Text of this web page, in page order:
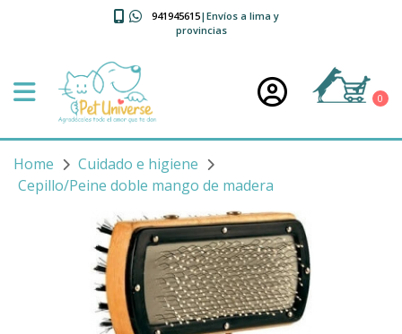
941945615|Envíos a lima y
provincias
0
Home
Cuidado e higiene
Cepillo/Peine doble mango de madera